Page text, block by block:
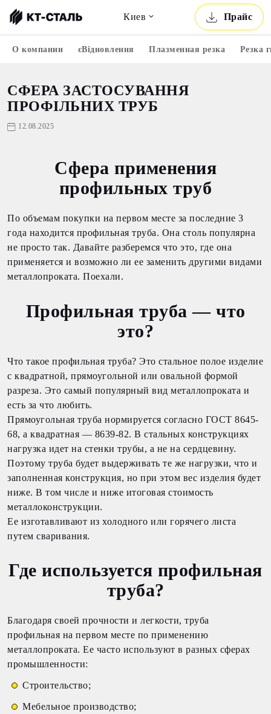
Прайс
Киев
О компании єВідновлення Плазменная резка Резка
СФЕРА ЗАСТОСУВАННЯ
ПРОФІЛЬНИХ ТРУБ
12.08.2025
Сфера применения
профильных труб
По объемам покупки на первом месте за последние 3
года находится профильная труба. Она столь популярна
не просто так. Давайте разберемся что это, где она
применяется и возможно ли ее заменить другими видами
металлопроката. Поехали.
Профильная труба — что
это?
Что такое профильная труба? Это стальное полое изделие
с квадратной, прямоугольной или овальной формой
разреза. Это самый популярный вид металлопроката и
есть за что любить.
Прямоугольная труба нормируется согласно ГОСТ 8645-
68, а квадратная — 8639-82. В стальных конструкциях
нагрузка идет на стенки трубы, а не на сердцевину.
Поэтому труба будет выдерживать те же нагрузки, что и
заполненная конструкция, но при этом вес изделия будет
ниже. В том числе и ниже итоговая стоимость
металлоконструкции.
Ее изготавливают из холодного или горячего листа
путем сваривания.
Где используется профильная
труба?
Благодаря своей прочности и легкости, труба
профильная на первом месте по применению
металлопроката. Ее часто используют в разных сферах
промышленности:
Строительство;
Мебельное производство;